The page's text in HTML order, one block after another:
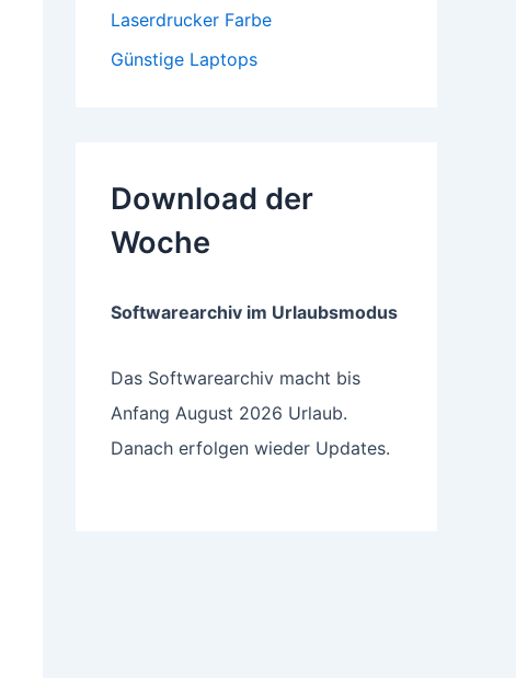
Laserdrucker Farbe
Günstige Laptops
Download der
Woche
Softwarearchiv im Urlaubsmodus
Das Softwarearchiv macht bis
Anfang August 2026 Urlaub.
Danach erfolgen wieder Updates.